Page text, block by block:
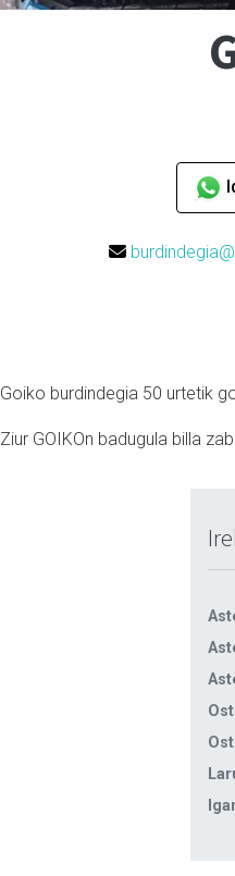
Goiko burdindegia 50 urtetik
Ziur GOIKOn badugula billa